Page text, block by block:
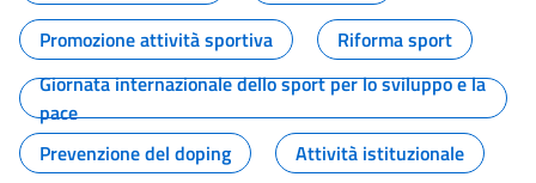
Promozione attività sportiva
Riforma sport
Giornata internazionale dello sport per lo sviluppo e la
pace
Prevenzione del doping
Attività istituzionale